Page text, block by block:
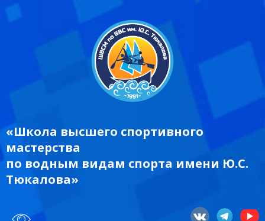
«Школа высшего спортивного
мастерства
по водным видам спорта имени Ю.С.
Тюкалова»